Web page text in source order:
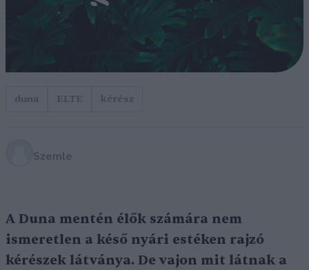
duna ELTE kérész
Szemle
A Duna mentén élők számára nem
ismeretlen a késő nyári estéken rajzó
kérészek látványa. De vajon mit látnak a